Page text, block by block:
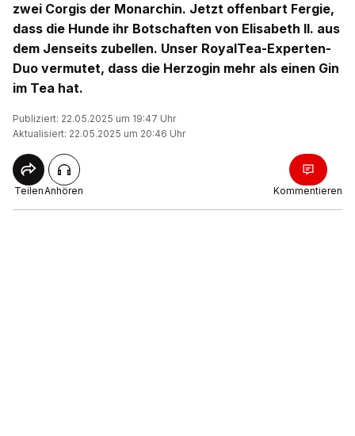
zwei Corgis der Monarchin. Jetzt offenbart Fergie,
dass die Hunde ihr Botschaften von Elisabeth II. aus
dem Jenseits zubellen. Unser RoyalTea-Experten-
Duo vermutet, dass die Herzogin mehr als einen Gin
im Tea hat.
Publiziert: 22.05.2025 um 19:47 Uhr
Aktualisiert: 22.05.2025 um 20:46 Uhr
TeilenAnhören Kommentieren